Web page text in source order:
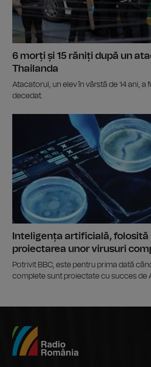
6 morți și 15 răniți după un
Thailanda
Atacatorul, un elev în vârstă de 14 ani, a
decedat.
Inteligența artificială, folosită
proiectarea unor virusuri
Potrivit BBC, este pentru prima dată
complete sunt proiectate cu succes de